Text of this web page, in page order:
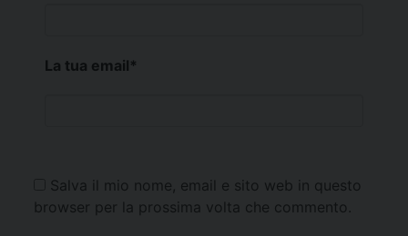
La tua email*
Salva il mio nome, email e sito web in questo
browser per la prossima volta che commento.